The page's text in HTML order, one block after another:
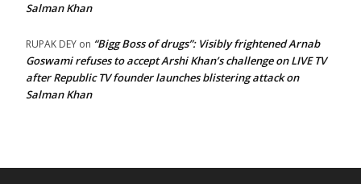
Salman Khan
RUPAK DEY on “Bigg Boss of drugs”: Visibly frightened Arnab
Goswami refuses to accept Arshi Khan’s challenge on LIVE TV
after Republic TV founder launches blistering attack on
Salman Khan